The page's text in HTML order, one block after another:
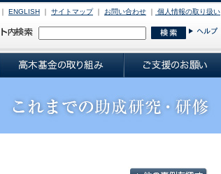
｜ ENGLISH ｜ サイトマップ｜ お問い合わせ ｜ 個人情報の取り扱い